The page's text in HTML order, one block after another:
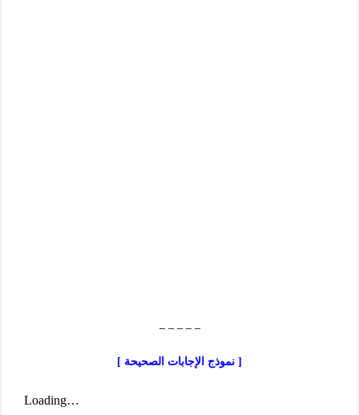
– – – – –
[ نموذج الإجابات الصحيحة ]